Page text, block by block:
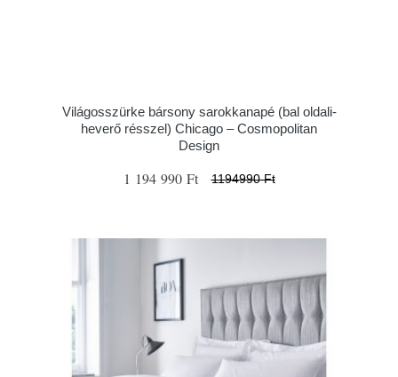
Világosszürke bársony sarokkanapé (bal oldali-
heverő résszel) Chicago – Cosmopolitan
Design
1 194 990 Ft 1194990 Ft